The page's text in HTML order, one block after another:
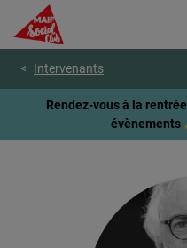
contenu
page
Intervenants
Rendez-vous à la
évènements